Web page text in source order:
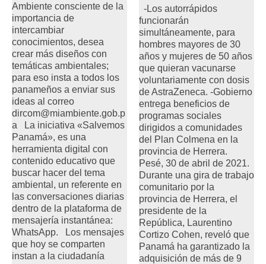
Ambiente consciente de la
importancia de
intercambiar
conocimientos, desea
crear más diseños con
temáticas ambientales;
para eso insta a todos los
panameños a enviar sus
ideas al correo
dircom@miambiente.gob.p
a La iniciativa «Salvemos
Panamá», es una
herramienta digital con
contenido educativo que
buscar hacer del tema
ambiental, un referente en
las conversaciones diarias
dentro de la plataforma de
mensajería instantánea:
WhatsApp. Los mensajes
que hoy se comparten
instan a la ciudadanía
-Los autorrápidos
funcionarán
simultáneamente, para
hombres mayores de 30
años y mujeres de 50 años
que quieran vacunarse
voluntariamente con dosis
de AstraZeneca. -Gobierno
entrega beneficios de
programas sociales
dirigidos a comunidades
del Plan Colmena en la
provincia de Herrera.
Pesé, 30 de abril de 2021.
Durante una gira de trabajo
comunitario por la
provincia de Herrera, el
presidente de la
República, Laurentino
Cortizo Cohen, reveló que
Panamá ha garantizado la
adquisición de más de 9